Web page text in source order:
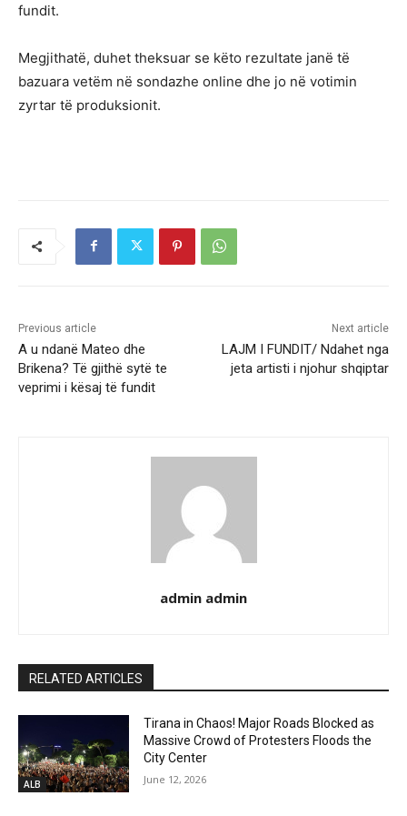
fundit.
Megjithatë, duhet theksuar se këto rezultate janë të
bazuara vetëm në sondazhe online dhe jo në votimin
zyrtar të produksionit.
Previous article
A u ndanë Mateo dhe
Brikena? Të gjithë sytë te
veprimi i kësaj të fundit
Next article
LAJM I FUNDIT/ Ndahet nga
jeta artisti i njohur shqiptar
admin admin
RELATED ARTICLES
ALB
Tirana in Chaos! Major Roads Blocked as
Massive Crowd of Protesters Floods the
City Center
June 12, 2026